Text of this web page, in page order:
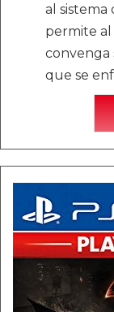
al
permite
convenga
que se